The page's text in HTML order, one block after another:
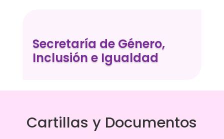
Secretaría de Género,
Inclusión e Igualdad
Cartillas y Documentos